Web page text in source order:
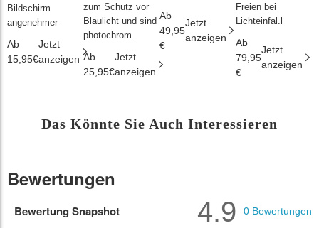
Bildschirm
angenehmer
Ab
15,95€
Jetzt
anzeigen
zum Schutz vor
Blaulicht und sind
photochrom.
Ab
25,95€
Jetzt
anzeigen
Ab
49,95
€
Jetzt
anzeigen
Freien bei
Lichteinfal.l
Ab
79,95
€
Jetzt
anzeigen
Das Könnte Sie Auch Interessieren
Bewertungen
Bewertung Snapshot 4.9 0 Bewertungen